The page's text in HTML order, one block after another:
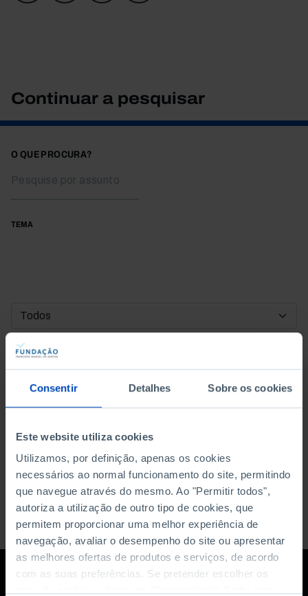
Consentir Detalhes Sobre os cookies
Este website utiliza cookies
Utilizamos, por definição, apenas os cookies
necessários ao normal funcionamento do site, permitindo
que navegue através do mesmo. Ao "Permitir todos",
autoriza a utilização de outro tipo de cookies, que
permitem proporcionar uma melhor experiência de
navegação, avaliar o desempenho do site ou apresentar
as melhores ofertas de produtos e serviços, de acordo
com as suas preferências. Se pretender escolher os
Continuar a pesquisar
O QUE PROCURA?
TEMA
DATA DE INÍCIO
DATA DE FIM